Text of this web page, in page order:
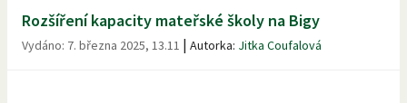
Rozšíření kapacity mateřské školy na Bigy
Vydáno: 7. března 2025, 13.11 | Autorka: Jitka Coufalová